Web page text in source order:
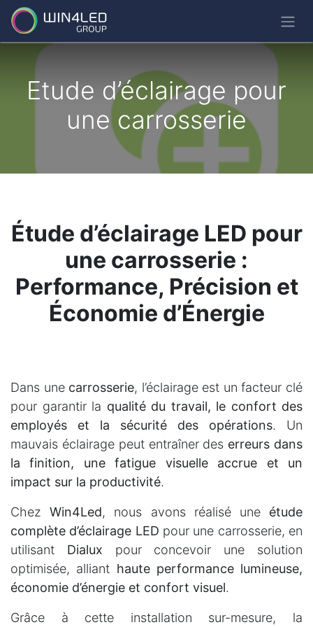
Etude d’éclairage pour
une carrosserie
Étude d’éclairage LED pour
une carrosserie :
Performance, Précision et
Économie d’Énergie
Dans une carrosserie, l’éclairage est un facteur clé
pour garantir la qualité du travail, le confort des
employés et la sécurité des opérations. Un
mauvais éclairage peut entraîner des erreurs dans
la finition, une fatigue visuelle accrue et un
impact sur la productivité.
ChezWin4Led, nous avons réalisé une étude
complète d’éclairage LED pour une carrosserie, en
utilisant Dialux pour concevoir une solution
optimisée, alliant haute performance lumineuse,
économie d’énergie et confort visuel.
Grâce à cette installation sur-mesure, la